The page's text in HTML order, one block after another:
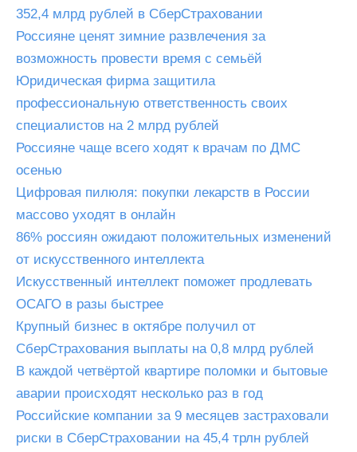
352,4 млрд рублей в СберСтраховании
Россияне ценят зимние развлечения за
возможность провести время с семьёй
Юридическая фирма защитила
профессиональную ответственность своих
специалистов на 2 млрд рублей
Россияне чаще всего ходят к врачам по ДМС
осенью
Цифровая пилюля: покупки лекарств в России
массово уходят в онлайн
86% россиян ожидают положительных изменений
от искусственного интеллекта
Искусственный интеллект поможет продлевать
ОСАГО в разы быстрее
Крупный бизнес в октябре получил от
СберСтрахования выплаты на 0,8 млрд рублей
В каждой четвёртой квартире поломки и бытовые
аварии происходят несколько раз в год
Российские компании за 9 месяцев застраховали
риски в СберСтраховании на 45,4 трлн рублей